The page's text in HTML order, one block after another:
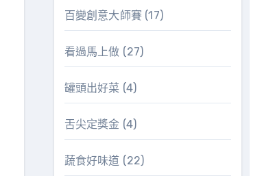
百變創意大師賽(17)
看過馬上做 (27)
罐頭出好菜 (4)
舌尖定獎金 (4)
蔬食好味道 (22)